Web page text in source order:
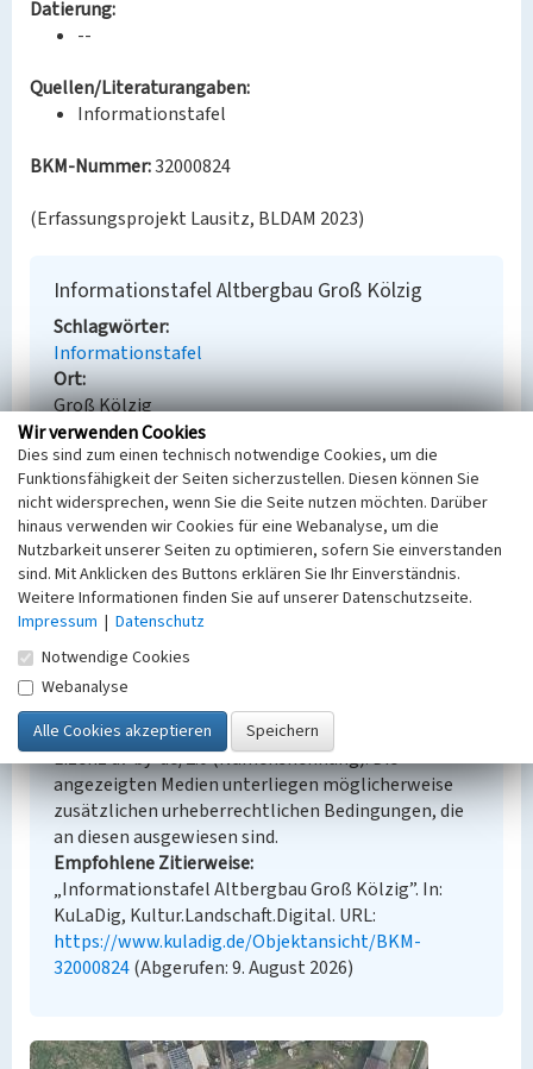
Datierung:
--
Quellen/Literaturangaben:
Informationstafel
BKM-Nummer:32000824
(Erfassungsprojekt Lausitz, BLDAM 2023)
Informationstafel Altbergbau Groß Kölzig
Schlagwörter
Informationstafel
Ort
Groß Kölzig
Fachsicht(en)
Denkmalpflege
Erfassungsmaßstab
Keine Angabe
Erfassungsmethode
Übernahme aus externer Fachdatenbank
Empfohlene Zitierweise
Urheberrechtlicher Hinweis
Der hier präsentierte Inhalt steht unter der freien
Lizenz dl-by-de/2.0 (Namensnennung). Die
angezeigten Medien unterliegen möglicherweise
zusätzlichen urheberrechtlichen Bedingungen, die
an diesen ausgewiesen sind.
Empfohlene Zitierweise
„Informationstafel Altbergbau Groß Kölzig”. In:
KuLaDig, Kultur.Landschaft.Digital. URL:
https://www.kuladig.de/Objektansicht/BKM-
32000824(Abgerufen: 9. August 2026)
Wir verwenden Cookies
Dies sind zum einen technisch notwendige Cookies, um die
Funktionsfähigkeit der Seiten sicherzustellen. Diesen können Sie
nicht widersprechen, wenn Sie die Seite nutzen möchten. Darüber
hinaus verwenden wir Cookies für eine Webanalyse, um die
Nutzbarkeit unserer Seiten zu optimieren, sofern Sie einverstanden
sind. Mit Anklicken des Buttons erklären Sie Ihr Einverständnis.
Weitere Informationen finden Sie auf unserer Datenschutzseite.
Impressum | Datenschutz
Notwendige Cookies
Webanalyse